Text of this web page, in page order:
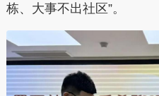
栋、大事不出社区”。